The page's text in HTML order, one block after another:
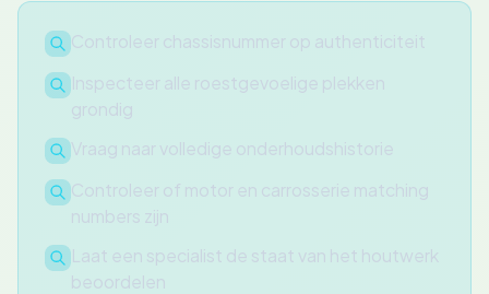
Controleer chassisnummer op authenticiteit
Inspecteer alle roestgevoelige plekken
grondig
Vraag naar volledige onderhoudshistorie
Controleer of motor en carrosserie matching
numbers zijn
Laat een specialist de staat van het houtwerk
beoordelen